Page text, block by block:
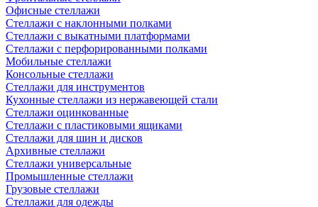
Офисные стеллажи
Стеллажи с наклонными полками
Стеллажи с выкатными платформами
Стеллажи с перфорированными полками
Мобильные стеллажи
Консольные стеллажи
Стеллажи для инструментов
Кухонные стеллажи из нержавеющей стали
Стеллажи оцинкованные
Стеллажи с пластиковыми ящиками
Стеллажи для шин и дисков
Архивные стеллажи
Стеллажи универсальные
Промышленные стеллажи
Грузовые стеллажи
Стеллажи для одежды